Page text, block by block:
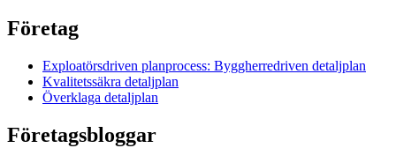
Företag
Exploatörsdriven planprocess: Byggherredriven detaljplan
Kvalitetssäkra detaljplan
Överklaga detaljplan
Företagsbloggar